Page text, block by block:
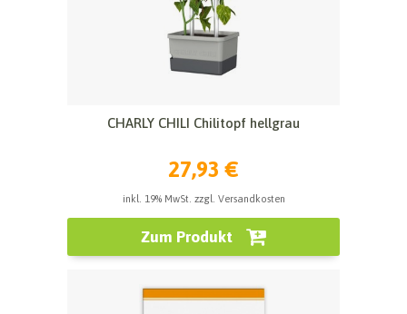
CHARLY CHILI Chilitopf hellgrau
27,93 €
inkl. 19% MwSt. zzgl. Versandkosten
Zum Produkt